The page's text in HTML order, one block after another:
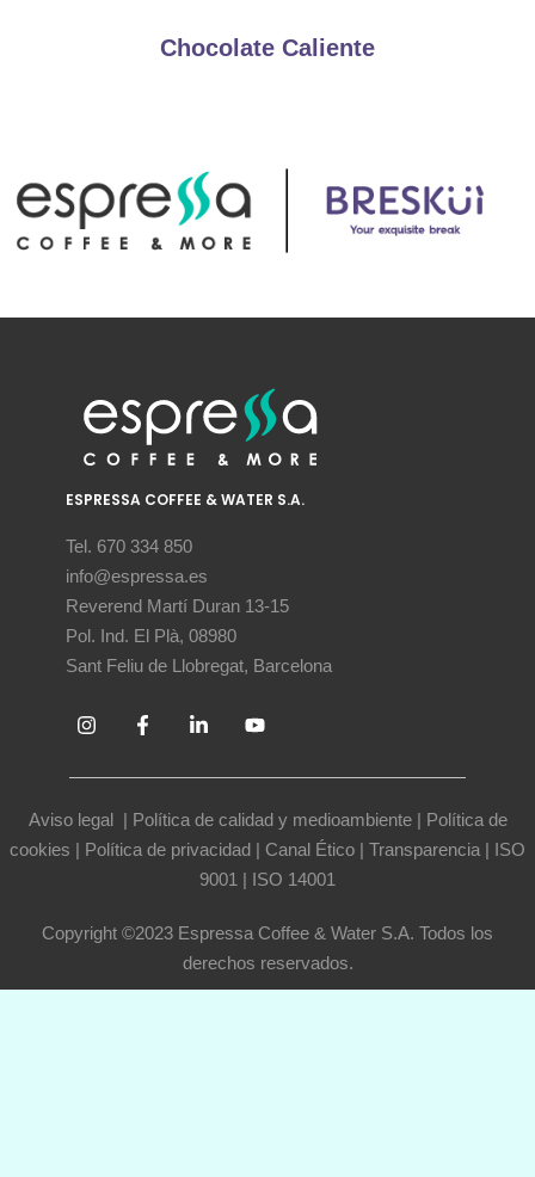
Chocolate Caliente
ESPRESSA COFFEE & WATER S.A.
Tel. 670 334 850
info@espressa.es
Reverend Martí Duran 13-15
Pol. Ind. El Plà, 08980
Sant Feliu de Llobregat, Barcelona
Aviso legal | Política de calidad y medioambiente| Política de
cookies | Política de privacidad | Canal Ético | Transparencia | ISO
9001 | ISO 14001
Copyright ©2023 Espressa Coffee & Water S.A. Todos los
derechos reservados.